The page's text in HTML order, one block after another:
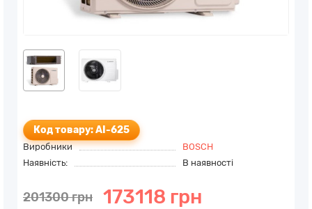
Код товару: AI-625
Виробники
BOSCH
Наявність:
В наявності
201300 грн 173118 грн